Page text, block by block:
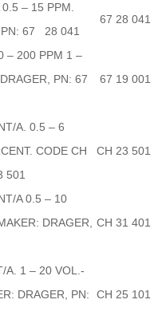
– 15 PPM.
PN: 67 28 041
67 28 041
– 200 PPM 1 –
PN: 67
67 19 001
A. 0.5 – 6
CODE CH
501
CH 23 501
A 0.5 – 10
DRAGER,
CH 31 401
A. 1 – 20 VOL.-
DRAGER, PN:
CH 25 101